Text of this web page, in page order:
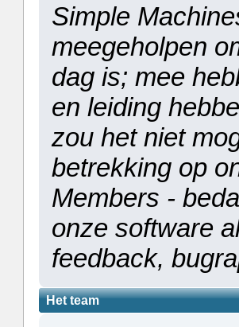
Simple
meegeholpen
dag is; mee
en leiding
zou het niet
betrekking op
Members -
onze software
feedback,
Het team